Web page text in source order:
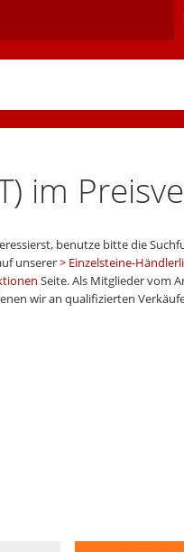
im
benutze bitte die
unserer Einzelsteine-
Seite.Als Mitglieder vom
wir an qualifizierten